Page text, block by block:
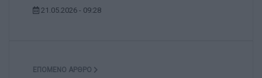
21.05.2026 - 09:28
ΕΠΌΜΕΝΟ ΆΡΘΡΟ